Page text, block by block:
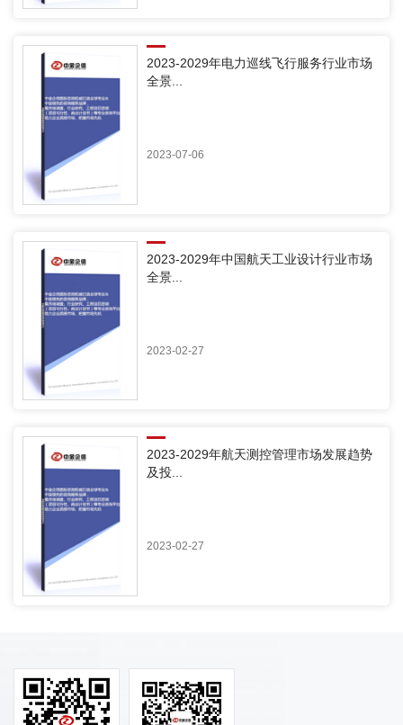
2023-2029年电力巡线飞行服务行业市场
全景...
2023-07-06
2023-2029年中国航天工业设计行业市场
全景...
2023-02-27
2023-2029年航天测控管理市场发展趋势
及投...
2023-02-27